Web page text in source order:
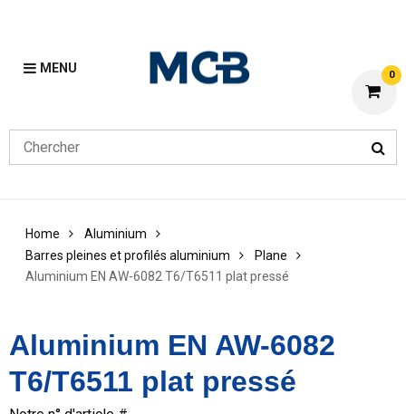
MENU 0
Home
Aluminium
Barres pleines et profilés aluminium
Plane
Aluminium EN AW-6082 T6/T6511 plat pressé
Aluminium EN AW-6082
T6/T6511 plat pressé